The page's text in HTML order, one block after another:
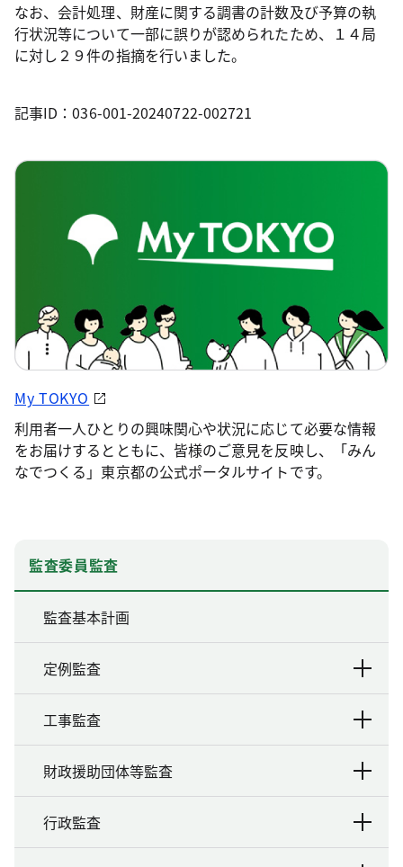
なお、会計処理、財産に関する調書の計数及び予算の執
行状況等について一部に誤りが認められたため、１４局
に対し２９件の指摘を行いました。
記事ID：036-001-20240722-002721
My TOKYO
利用者一人ひとりの興味関心や状況に応じて必要な情報
をお届けするとともに、皆様のご意見を反映し、「みん
なでつくる」東京都の公式ポータルサイトです。
監査委員監査
監査基本計画
定例監査
工事監査
財政援助団体等監査
行政監査